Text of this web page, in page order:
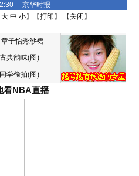
京华时报
大 中 小】【打印 】 【 关闭 】
章子怡秀纱裙
典韵味(图)
学偷拍(图)
看NBA直播